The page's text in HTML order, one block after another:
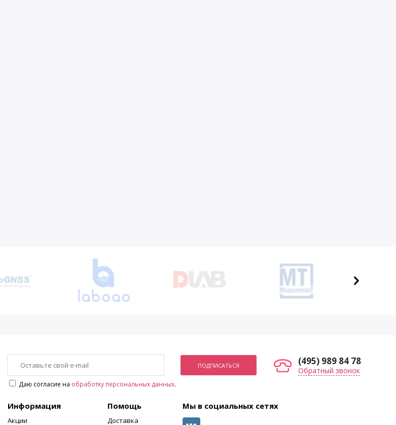
Даю согласие на обработку персональных данных.
(495) 989 84 78
Обратный звонок
Информация
Акции
Помощь
Доставка
Мы в социальных сетях